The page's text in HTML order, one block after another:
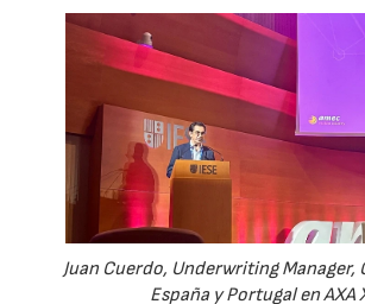
Juan Cuerdo, Underwriting Manager,
España y Portugal en AXA